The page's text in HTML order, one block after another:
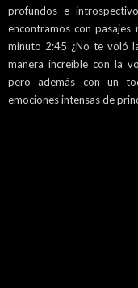
profundos e
encontramos con
minuto 2:45 ¿No te voló
manera increíble con la
pero además con un
emociones intensas de